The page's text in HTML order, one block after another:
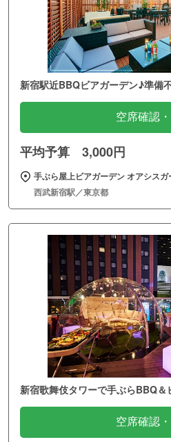
新宿駅近BBQビアガーデン♪準備
空席確認
平均予算 3,000円
手ぶら屋上ビアガーデン オアシス
西武新宿駅／東京都
新宿歌舞伎タワーで手ぶらBBQ＆
空席確認